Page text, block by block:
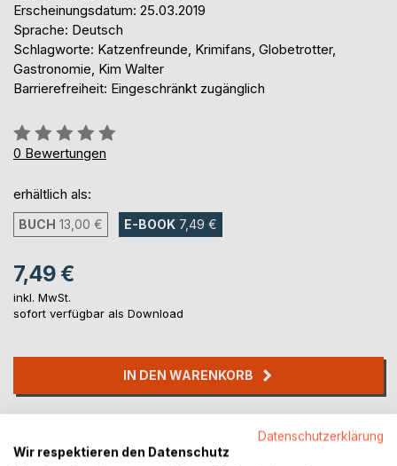
Erscheinungsdatum: 25.03.2019
Sprache: Deutsch
Schlagworte: Katzenfreunde, Krimifans, Globetrotter,
Gastronomie, Kim Walter
Barrierefreiheit: Eingeschränkt zugänglich
Bewertung::
0%
0 Bewertungen
erhältlich als:
BUCH 13,00 € E-BOOK 7,49 €
7,49 €
inkl. MwSt.
sofort verfügbar als Download
IN DEN WARENKORB
Titel bewerten
Datenschutzerklärung
Wir respektieren den Datenschutz